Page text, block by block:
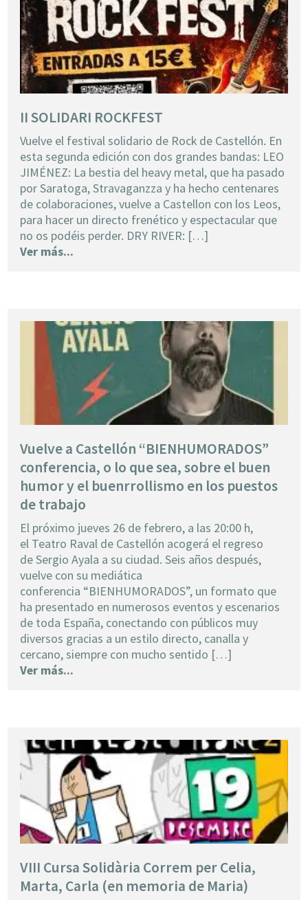
II SOLIDARI ROCKFEST
Vuelve el festival solidario de Rock de Castellón. En
esta segunda edición con dos grandes bandas: LEO
JIMÉNEZ: La bestia del heavy metal, que ha pasado
por Saratoga, Stravaganzza y ha hecho centenares
de colaboraciones, vuelve a Castellon con los Leos,
para hacer un directo frenético y espectacular que
no os podéis perder. DRY RIVER: […]
Ver más...
Vuelve a Castellón “BIENHUMORADOS”
conferencia, o lo que sea, sobre el buen
humor y el buenrrollismo en los puestos
de trabajo
El próximo jueves 26 de febrero, a las 20:00 h,
el Teatro Raval de Castellón acogerá el regreso
de Sergio Ayala a su ciudad. Seis años después,
vuelve con su mediática
conferencia “BIENHUMORADOS”, un formato que
ha presentado en numerosos eventos y escenarios
de toda España, conectando con públicos muy
diversos gracias a un estilo directo, canalla y
cercano, siempre con mucho sentido […]
Ver más...
VIII Cursa Solidària Correm per Celia,
Marta, Carla (en memoria de Maria)